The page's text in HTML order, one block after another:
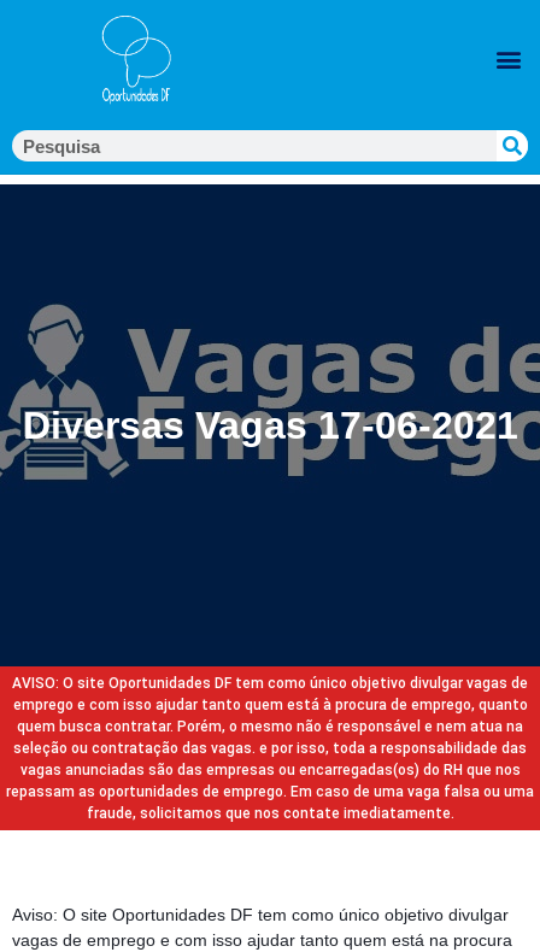
Diversas Vagas 17-06-2021
AVISO: O site Oportunidades DF tem como único objetivo divulgar vagas de
emprego e com isso ajudar tanto quem está à procura de emprego, quanto
quem busca contratar. Porém, o mesmo não é responsável e nem atua na
seleção ou contratação das vagas. e por isso, toda a responsabilidade das
vagas anunciadas são das empresas ou encarregadas(os) do RH que nos
repassam as oportunidades de emprego. Em caso de uma vaga falsa ou uma
fraude, solicitamos que nos contate imediatamente.
Aviso: O site Oportunidades DF tem como único objetivo divulgar
vagas de emprego e com isso ajudar tanto quem está na procura